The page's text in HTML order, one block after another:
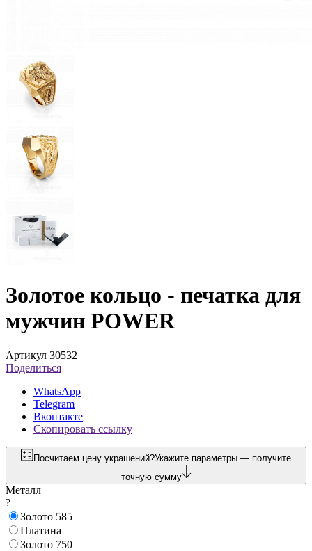
Золотое кольцо - печатка для
мужчин POWER
Артикул 30532
Поделиться
WhatsApp
Telegram
Вконтакте
Скопировать ссылку
Посчитаем цену украшений?Укажите параметры — получите
точную сумму
Металл
?
Золото 585
Платина
Золото 750